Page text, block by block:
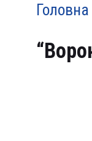
Головна